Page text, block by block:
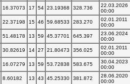
16.37073 17 54 23.19368 328.736
22.03.2026
00:00
22.37198 15 46 59.68533 283.270
02.01.2011
00:00
51.48178 13 59 45.37701 645.397
23.06.2024
00:00
30.82619 14 27 21.80473 356.025
02.01.2011
00:00
16.07279 13 59 53.72838 583.675
30.04.2023
00:00
8.60182 13 43 45.25330 381.872
28.06.2020
00:00